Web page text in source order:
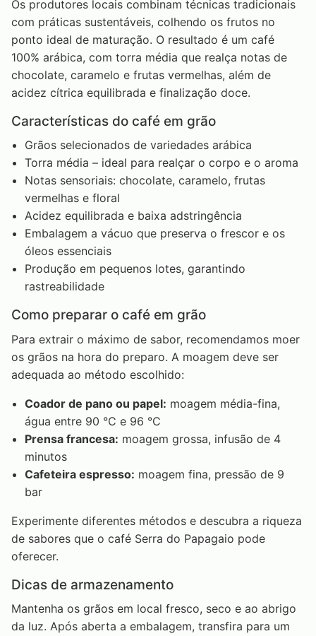
Os produtores locais combinam técnicas tradicionais
com práticas sustentáveis, colhendo os frutos no
ponto ideal de maturação. O resultado é um café
100% arábica, com torra média que realça notas de
chocolate, caramelo e frutas vermelhas, além de
acidez cítrica equilibrada e finalização doce.
Características do café em grão
Grãos selecionados de variedades arábica
Torra média – ideal para realçar o corpo e o aroma
Notas sensoriais: chocolate, caramelo, frutas
vermelhas e floral
Acidez equilibrada e baixa adstringência
Embalagem a vácuo que preserva o frescor e os
óleos essenciais
Produção em pequenos lotes, garantindo
rastreabilidade
Como preparar o café em grão
Para extrair o máximo de sabor, recomendamos moer
os grãos na hora do preparo. A moagem deve ser
adequada ao método escolhido:
Coador de pano ou papel: moagem média-fina,
água entre 90 °C e 96 °C
Prensa francesa: moagem grossa, infusão de 4
minutos
Cafeteira espresso: moagem fina, pressão de 9
bar
Experimente diferentes métodos e descubra a riqueza
de sabores que o café Serra do Papagaio pode
oferecer.
Dicas de armazenamento
Mantenha os grãos em local fresco, seco e ao abrigo
da luz. Após aberta a embalagem, transfira para um